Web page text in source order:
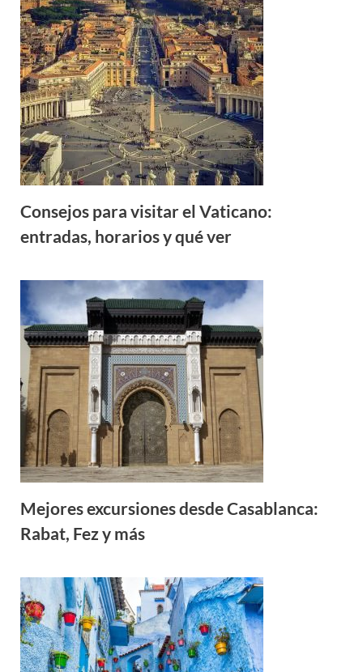
Consejos para visitar el Vaticano:
entradas, horarios y qué ver
Mejores excursiones desde Casablanca:
Rabat, Fez y más